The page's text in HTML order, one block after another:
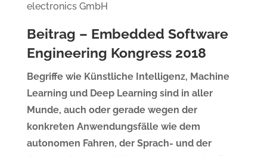
electronics GmbH
Beitrag – Embedded Software
Engineering Kongress 2018
Begriffe wie Künstliche Intelligenz, Machine
Learning und Deep Learning sind in aller
Munde, auch oder gerade wegen der
konkreten Anwendungsfälle wie dem
autonomen Fahren, der Sprach- und der